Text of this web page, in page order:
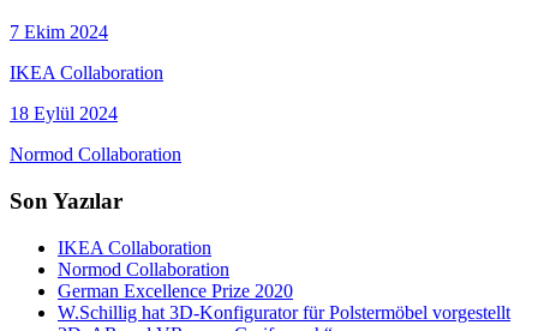
7 Ekim 2024
IKEA Collaboration
18 Eylül 2024
Normod Collaboration
Son Yazılar
IKEA Collaboration
Normod Collaboration
German Excellence Prize 2020
W.Schillig hat 3D-Konfigurator für Polstermöbel vorgestellt